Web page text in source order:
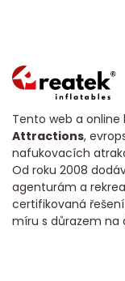
Tento web a online
Attractions,
nafukovacích
Od roku 2008
agenturám a
certifikovaná řešení
míru s důrazem na